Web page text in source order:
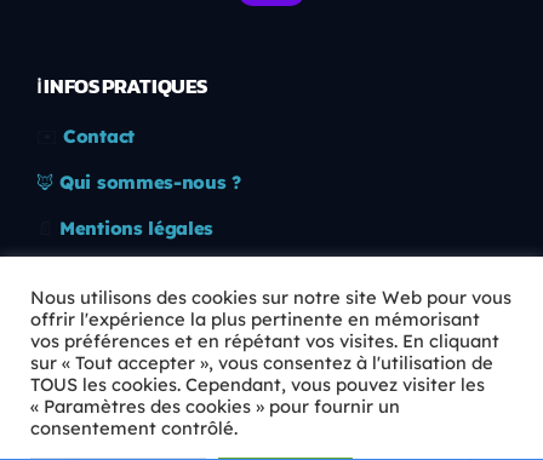
ℹ️ INFOS PRATIQUES
Contact
🦊 Qui sommes-nous ?
Mentions légales
🛡️ RGPD
Copyright © 2026 Animkids. Tous droits réservés.
Nous utilisons des cookies sur notre site Web pour vous
offrir l'expérience la plus pertinente en mémorisant
vos préférences et en répétant vos visites. En cliquant
sur « Tout accepter », vous consentez à l'utilisation de
TOUS les cookies. Cependant, vous pouvez visiter les
« Paramètres des cookies » pour fournir un
consentement contrôlé.